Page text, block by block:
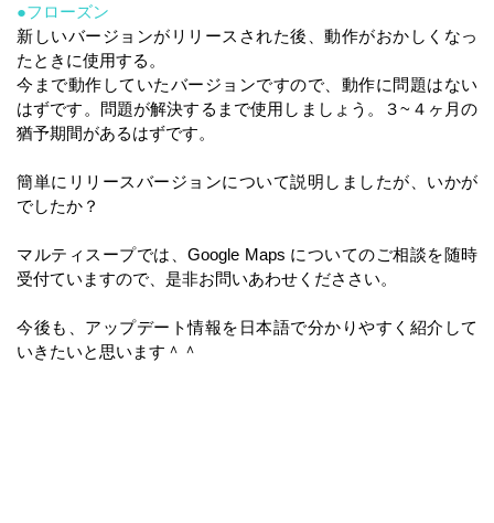
●フローズン
新しいバージョンがリリースされた後、動作がおかしくなっ
たときに使用する。
今まで動作していたバージョンですので、動作に問題はない
はずです。問題が解決するまで使用しましょう。３~４ヶ月の
猶予期間があるはずです。
簡単にリリースバージョンについて説明しましたが、いかが
でしたか？
マルティスープでは、Google Maps についてのご相談を随時
受付ていますので、是非お問いあわせくだささい。
今後も、アップデート情報を日本語で分かりやすく紹介して
いきたいと思います＾＾